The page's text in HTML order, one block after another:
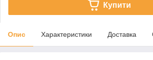
Купити
Опис Характеристики Доставка